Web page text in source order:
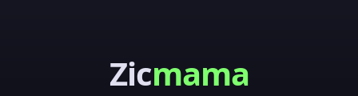
Zicmama